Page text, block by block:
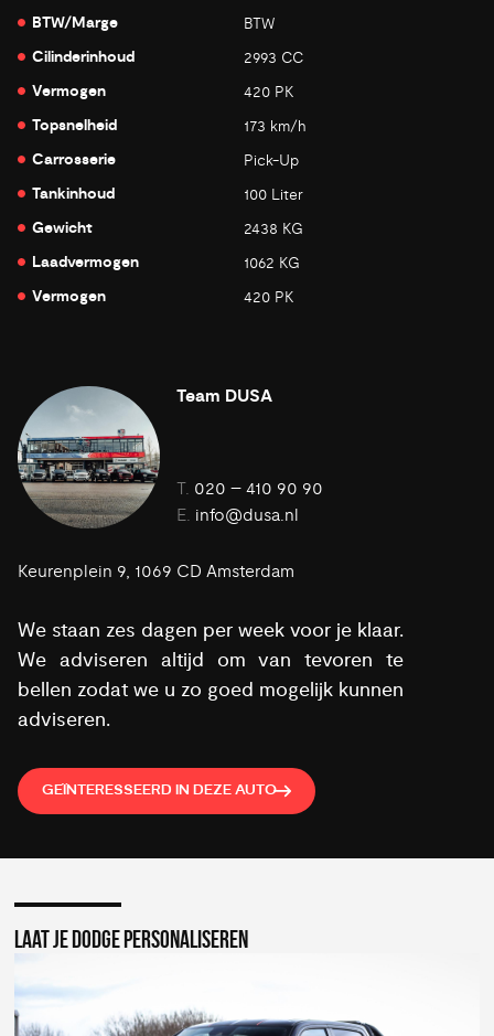
BTW/Marge BTW
Cilinderinhoud 2993 CC
Vermogen 420 PK
Topsnelheid 173 km/h
Carrosserie Pick-Up
Tankinhoud 100 Liter
Gewicht 2438 KG
Laadvermogen 1062 KG
Vermogen 420 PK
Team DUSA
T. 020 – 410 90 90
E. info@dusa.nl
Keurenplein 9, 1069 CD Amsterdam
We staan zes dagen per week voor je klaar.
We adviseren altijd om van tevoren te
bellen zodat we u zo goed mogelijk kunnen
adviseren.
GEÏNTERESSEERD IN DEZE AUTO
LAAT JE DODGE PERSONALISEREN